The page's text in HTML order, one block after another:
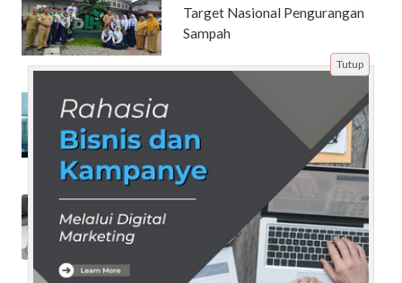
Target Nasional Pengurangan
Sampah
Mendengar Suara Adzan, Pilot
Ini Akhirnya Bersyahadat
Pilih Jasa Pembuatan Website
yang Tepat untuk Perusahaan
Anda Disini
Tutup